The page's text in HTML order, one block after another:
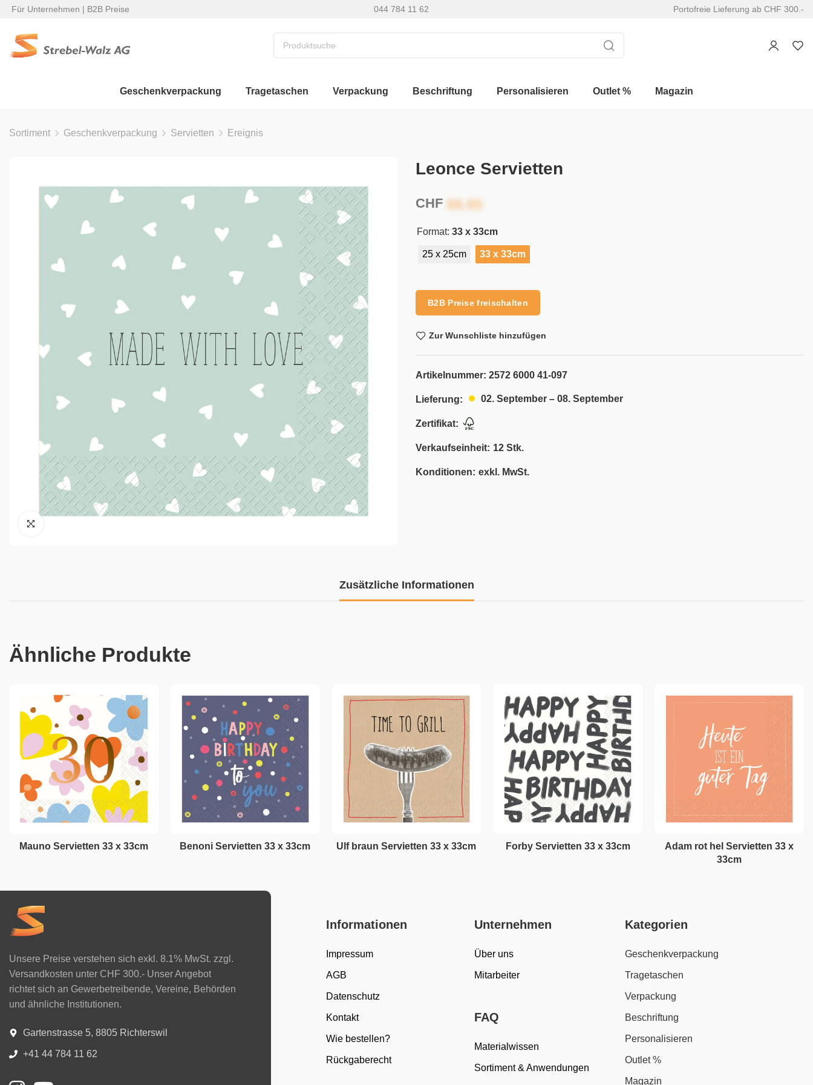
Für Unternehmen | B2B Preise 044 784 11 62 Portofreie Lieferung ab CHF 300.-
Geschenkverpackung Tragetaschen Verpackung Beschriftung Personalisieren Outlet % Magazin
Sortiment Geschenkverpackung Servietten Ereignis
Leonce Servietten
CHF
Format: 33 x 33cm
25 x 25cm 33 x 33cm
B2B Preise freischalten
Zur Wunschliste hinzufügen
Artikelnummer: 2572 6000 41-097
Lieferung: 02. September – 08. September
Zertifikat:
Verkaufseinheit: 12 Stk.
Konditionen: exkl. MwSt.
Zusätzliche Informationen
Ähnliche Produkte
Mauno Servietten 33 x 33cm Benoni Servietten 33 x 33cm Ulf braun Servietten 33 x 33cm Forby Servietten 33 x 33cm
Adam rot hel Servietten 33 x
33cm
Unsere Preise verstehen sich exkl. 8.1% MwSt. zzgl.
Versandkosten unter CHF 300.- Unser Angebot
richtet sich an Gewerbetreibende, Vereine, Behörden
und ähnliche Institutionen.
Gartenstrasse 5, 8805 Richterswil
+41 44 784 11 62
Informationen
Impressum
AGB
Datenschutz
Kontakt
Wie bestellen?
Rückgaberecht
Unternehmen
Über uns
Mitarbeiter
FAQ
Materialwissen
Sortiment & Anwendungen
Kategorien
Geschenkverpackung
Tragetaschen
Verpackung
Beschriftung
Personalisieren
Outlet %
Magazin